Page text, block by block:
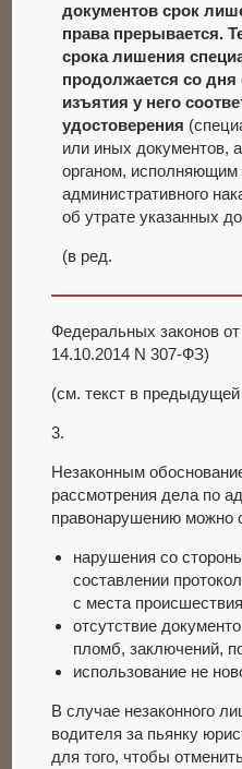
документов срок
права прерывается.
срока лишения
продолжается со
изъятия у него
удостоверения
или иных документов,
органом, исполняющим
административного
об утрате указанных
(в ред.
Федеральных законов
14.10.2014 N 307-ФЗ)
(см. текст в
3.
Незаконным
рассмотрения дела по
правонарушению можно
нарушения со
составлении
с места
отсутствие
пломб, заключений,
использование не
В случае незаконного
водителя за пьянку
для того, чтобы